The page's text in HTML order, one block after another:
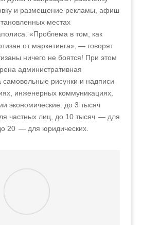
и размещение рекламы, афиш
местах
«Проблема в том, как
от маркетинга», — говорят
ничего не боятся! При этом
административная
самовольные рисунки и надписи
инженерных коммуникациях,
экономические: до 3 тысяч
частных лиц, до 10 тысяч — для
20 — для юридических.